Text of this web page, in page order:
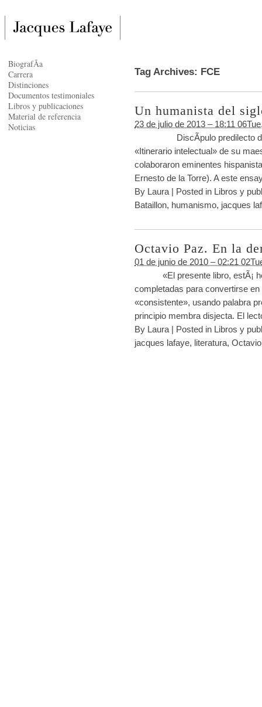
Tag Archives: FCE
Un humanista del
23 de julio de 2013 – 18:11
DiscÃ­pulo predilecto de
«Itinerario intelectual» de su
colaboraron eminentes
Ernesto de la Torre). A este
By Laura | Posted in Libros y
Bataillon, humanismo, jacques
Octavio Paz. En la
01 de junio de 2010 – 02:21
«El presente libro, estÃ¡
completadas para convertirse
«consistente», usando palabra
principio membra disjecta. El
By Laura | Posted in Libros y
jacques lafaye, literatura,
BiografÃ­a
Carrera
Distinciones
Documentos testimoniales
Libros y publicaciones
Material de referencia
Noticias